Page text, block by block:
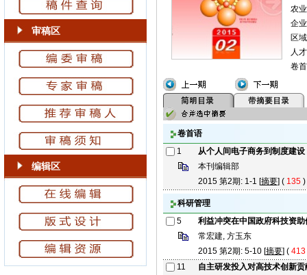
审稿区
编辑区
农
企
区
人
卷
卷首语
1
从个人间电子商务到制度建设
本刊编辑部
2015 第2期: 1-1 [摘要] (135)
科研管理
5
利益冲突在中国政府科技资
常宏建, 方玉东
2015 第2期: 5-10 [摘要] (413
11
自主研发投入对高技术创新